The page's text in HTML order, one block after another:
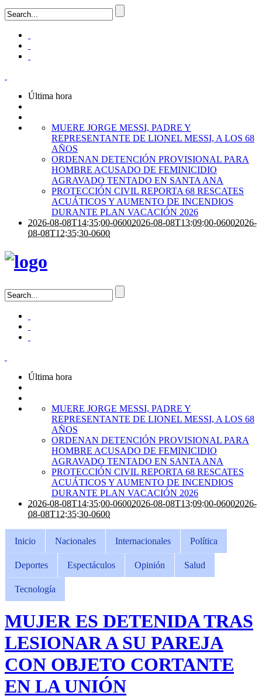
Última hora
MUERE JORGE MESSI, PADRE Y
REPRESENTANTE DE LIONEL MESSI, A LOS 68
AÑOS
ORDENAN DETENCIÓN PROVISIONAL PARA
HOMBRE ACUSADO DE FEMINICIDIO
AGRAVADO TENTADO EN SANTA ANA
PROTECCIÓN CIVIL REPORTA 68 RESCATES
ACUÁTICOS Y AUMENTO DE INCENDIOS
DURANTE PLAN VACACIÓN 2026
2026-08-08T14:35:00-06002026-08-08T13:09:00-06002026-
08-08T12:35:30-0600
Última hora
MUERE JORGE MESSI, PADRE Y
REPRESENTANTE DE LIONEL MESSI, A LOS 68
AÑOS
ORDENAN DETENCIÓN PROVISIONAL PARA
HOMBRE ACUSADO DE FEMINICIDIO
AGRAVADO TENTADO EN SANTA ANA
PROTECCIÓN CIVIL REPORTA 68 RESCATES
ACUÁTICOS Y AUMENTO DE INCENDIOS
DURANTE PLAN VACACIÓN 2026
2026-08-08T14:35:00-06002026-08-08T13:09:00-06002026-
08-08T12:35:30-0600
Inicio Nacionales Internacionales Política
Deportes Espectáculos Opinión Salud
Tecnología
MUJER ES DETENIDA TRAS
LESIONAR A SU PAREJA
CON OBJETO CORTANTE
EN LA UNIÓN